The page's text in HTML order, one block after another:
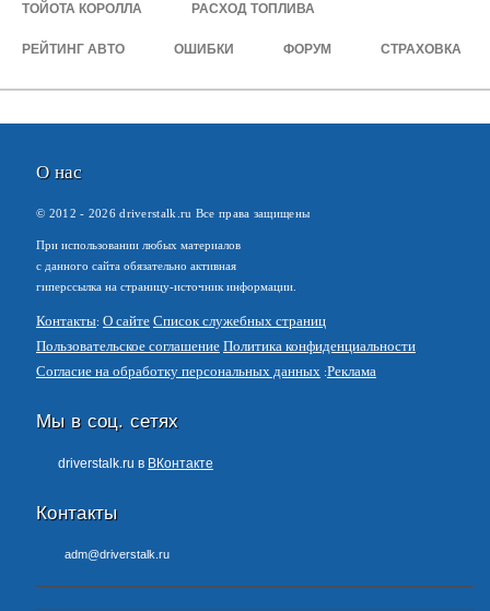
ТОЙОТА КОРОЛЛА РАСХОД ТОПЛИВА
РЕЙТИНГ АВТО ОШИБКИ ФОРУМ СТРАХОВКА
О нас
© 2012 - 2026driverstalk.ru Все права защищены
При использовании любых материалов
с данного сайта обязательно активная
гиперссылка на страницу-источник информации.
Контакты О сайте Список служебных страниц
Пользовательское соглашение Политика конфиденциальности
Согласие на обработку персональных данных Реклама
Мы в соц. сетях
driverstalk.ru в ВКонтакте
Контакты
adm@driverstalk.ru